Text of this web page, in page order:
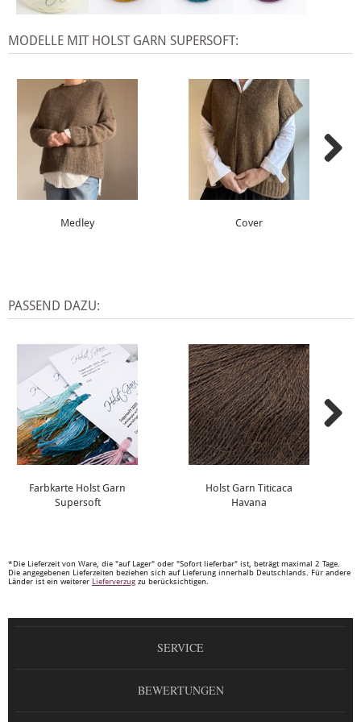
MODELLE MIT HOLST GARN SUPERSOFT:
Medley Cover
PASSEND DAZU:
Farbkarte Holst Garn
Supersoft
Holst Garn Titicaca
Havana
*Die Lieferzeit von Ware, die "auf Lager" oder "Sofort lieferbar" ist, beträgt maximal 2 Tage.
Die angegebenen Lieferzeiten beziehen sich auf Lieferung innerhalb Deutschlands. Für andere
Länder ist ein weiterer Lieferverzug zu berücksichtigen.
SERVICE
BEWERTUNGEN